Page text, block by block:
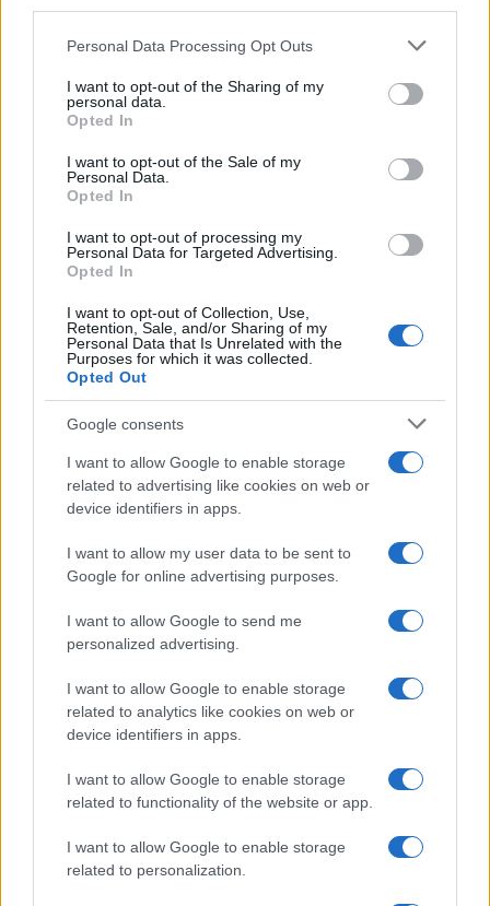
Please note that this website/app uses one or more Google
not limited to your visit or usage behaviour. You may click to
grant or deny consent to Google and its third-party tags to
use your data for below specified purposes in below Google
consent section.
Personal Data Processing Opt Outs
I want to opt-out of the Sharing of my
personal data.
Opted In
I want to opt-out of the Sale of my
Personal Data.
Opted In
I want to opt-out of processing my
Personal Data for Targeted Advertising.
Opted In
I want to opt-out of Collection, Use,
Retention, Sale, and/or Sharing of my
Personal Data that Is Unrelated with the
Purposes for which it was collected.
Opted Out
Google consents
I want to allow Google to enable storage
related to advertising like cookies on web or
device identifiers in apps.
I want to allow my user data to be sent to
Google for online advertising purposes.
I want to allow Google to send me
personalized advertising.
I want to allow Google to enable storage
related to analytics like cookies on web or
device identifiers in apps.
I want to allow Google to enable storage
related to functionality of the website or app.
I want to allow Google to enable storage
related to personalization.
Continua a leggere
NOTIZIE
Scoperte carcasse di moto e motori in container
Ilaria Mauri · 4 Ago 2026
NOTIZIE